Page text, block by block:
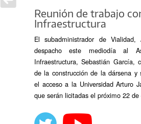
Reunión de trabajo
Infraestructura
El subadministrador de
despacho este mediodía al
Infraestructura, Sebastián García,
de la construcción de la dársena y
el acceso a la Universidad Arturo
que serán licitadas el próximo 22 de